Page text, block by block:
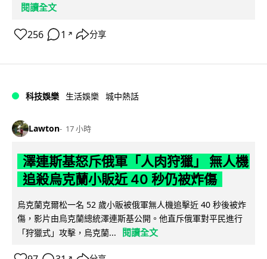
閱讀全文
256 1 ↗ 分享
科技娛樂 生活娛樂 城中熱話
Lawton 17 小時
澤連斯基怒斥俄軍「人肉狩獵」 無人機
追殺烏克蘭小販近 40 秒仍被炸傷
烏克蘭克爾松一名 52 歲小販被俄軍無人機追擊近 40 秒後被炸
傷，影片由烏克蘭總統澤連斯基公開。他直斥俄軍對平民進行
「狩獵式」攻擊，烏克蘭...
閱讀全文